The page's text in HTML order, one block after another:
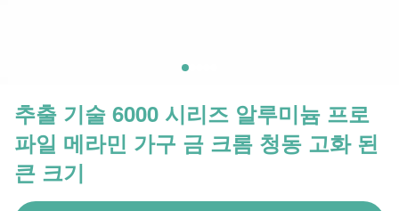
추출 기술 6000 시리즈 알루미늄 프로
파일 메라민 가구 금 크롬 청동 고화 된
큰 크기